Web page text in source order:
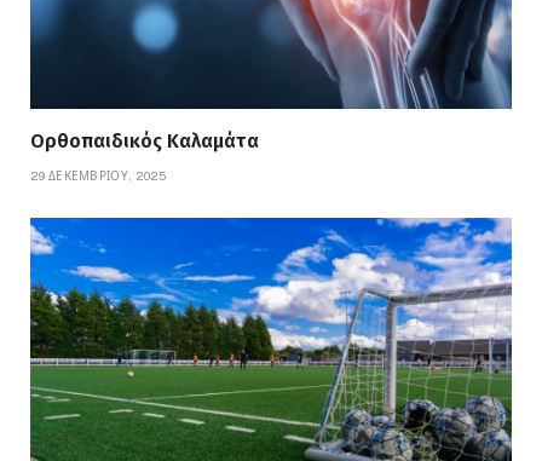
Ορθοπαιδικός Καλαμάτα
29 ΔΕΚΕΜΒΡΊΟΥ, 2025